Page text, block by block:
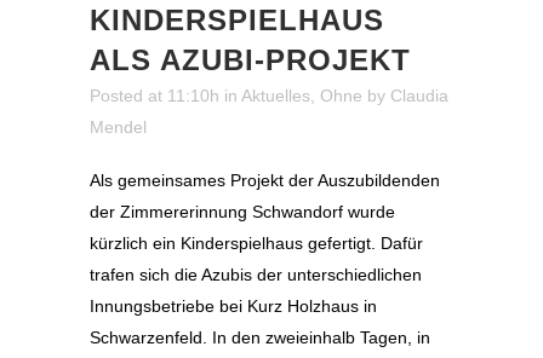
KINDERSPIELHAUS
ALS AZUBI-PROJEKT
Posted at 11:10h in Aktuelles Ohne by Claudia
Mendel
Als gemeinsames Projekt der Auszubildenden
der Zimmererinnung Schwandorf wurde
kürzlich ein Kinderspielhaus gefertigt. Dafür
trafen sich die Azubis der unterschiedlichen
Innungsbetriebe bei Kurz Holzhaus in
Schwarzenfeld. In den zweieinhalb Tagen, in